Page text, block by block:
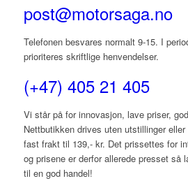
post@motorsaga.no
Telefonen besvares normalt 9-15. I
prioriteres skriftlige henvendelser.
(+47) 405 21 405
Vi står på for innovasjon, lave priser,
Nettbutikken drives uten utstillinger
fast frakt til 139,- kr. Det prissettes for
og prisene er derfor allerede presset så
til en god handel!